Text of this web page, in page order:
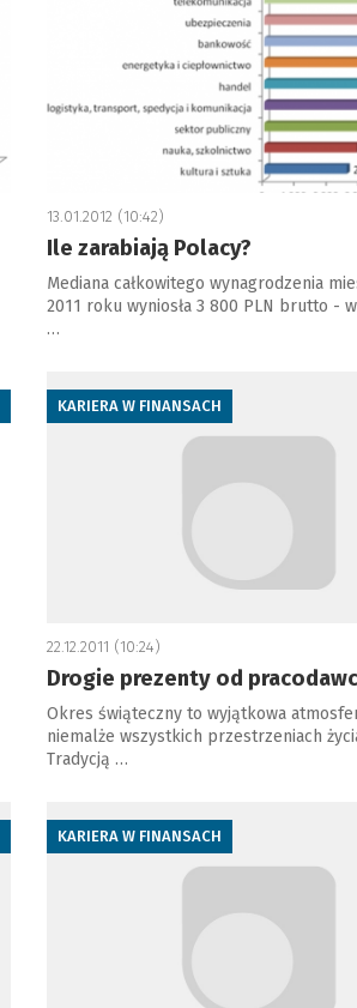
13.01.2012 (10:42)
Ile zarabiają Polacy?
Mediana całkowitego wynagrodzenia
2011 roku wyniosła 3 800 PLN brutto -
…
KARIERA W FINANSACH
22.12.2011 (10:24)
Drogie prezenty od
Okres świąteczny to wyjątkowa
niemalże wszystkich przestrzeniach
Tradycją …
KARIERA W FINANSACH